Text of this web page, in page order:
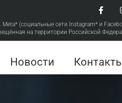
Meta* (социальные сети Instagram* и
на территории Российской
Новости